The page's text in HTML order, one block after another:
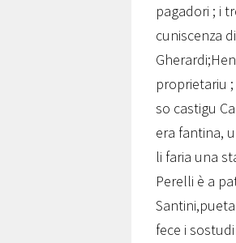
pagadori ; i
cuniscenza
proprietariu
so castigu
era fantina,
li faria una
Perelli è a
fece i